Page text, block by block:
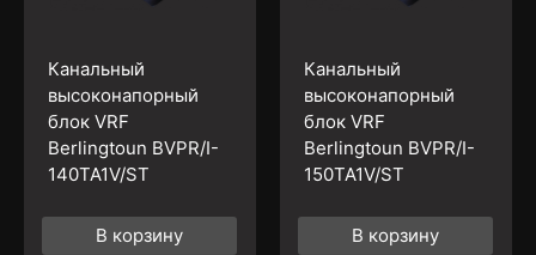
Канальный
высоконапорный
блок VRF
Berlingtoun BVPR/I-
140TA1V/ST
В корзину
Канальный
высоконапорный
блок VRF
Berlingtoun BVPR/I-
150TA1V/ST
В корзину